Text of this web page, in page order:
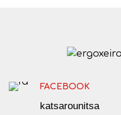
FACEBOOK
katsarounitsa